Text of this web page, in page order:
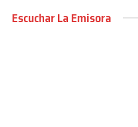
Escuchar La Emisora